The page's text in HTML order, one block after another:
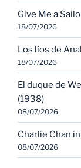
Give Me a
18/07/2026
Los líos de
18/07/2026
El duque de
(1938)
08/07/2026
Charlie Chan
08/07/2026